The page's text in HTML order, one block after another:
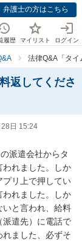
弁護士の方はこちら
履歴 マイリスト ログイン
法律Q&A「タ
返してくださ
日 15:24
派遣会社からタ
われました。しか
プリ上で押してい
われました。しか
いと言われ、給料
派遣先）に電話で
ました、必ずそ